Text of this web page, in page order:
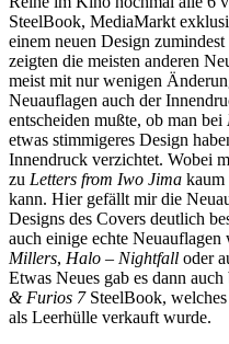
SteelBook, MediaMarkt
einem neuen Design
zeigten die meisten anderen
meist mit nur wenigen
Neuauflagen auch der
entscheiden mußte, ob man bei
etwas stimmigeres Design
Innendruck verzichtet. Wobei
zu Letters from Iwo Jima kaum
kann. Hier gefällt mir die
Designs des Covers deutlich
auch einige echte Neuauflagen
Millers, Halo – Nightfall oder
Etwas Neues gab es dann
& Furios 7SteelBook, welches
als Leerhülle verkauft wurde.